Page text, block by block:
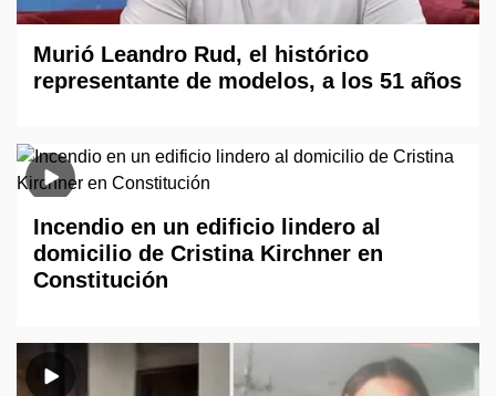
Murió Leandro Rud, el histórico
representante de modelos, a los 51 años
Incendio en un edificio lindero al
domicilio de Cristina Kirchner en
Constitución